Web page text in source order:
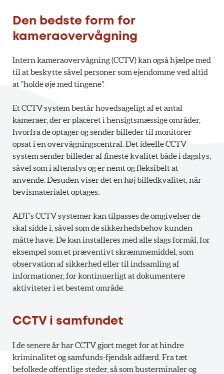
Den bedste form for
kameraovervågning
Intern kameraovervågning (CCTV) kan også hjælpe med
til at beskytte såvel personer som ejendomme ved altid
at “holde øje med tingene”.
Et CCTV system består hovedsageligt af et antal
kameraer, der er placeret i hensigtsmæssige områder,
hvorfra de optager og sender billeder til monitorer
opsat i en overvågningscentral. Det ideelle CCTV
system sender billeder af fineste kvalitet både i dagslys,
såvel som i aftenslys og er nemt og fleksibelt at
anvende. Desuden viser det en høj billedkvalitet, når
bevismaterialet optages.
ADT’s CCTV systemer kan tilpasses de omgivelser de
skal sidde i, såvel som de sikkerhedsbehov kunden
måtte have. De kan installeres med alle slags formål, for
eksempel som et præventivt skræmmemiddel, som
observation af sikkerhed eller til indsamling af
informationer, for kontinuerligt at dokumentere
aktiviteter i et bestemt område.
CCTV i samfundet
I de senere år har CCTV gjort meget for at hindre
kriminalitet og samfunds-fjendsk adfærd. Fra tæt
befolkede offentlige steder, så som busterminaler og